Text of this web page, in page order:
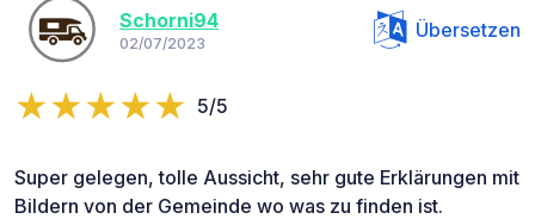
Schorni94
02/07/2023
Übersetzen
5/5
Super gelegen, tolle Aussicht, sehr gute Erklärungen mit
Bildern von der Gemeinde wo was zu finden ist.